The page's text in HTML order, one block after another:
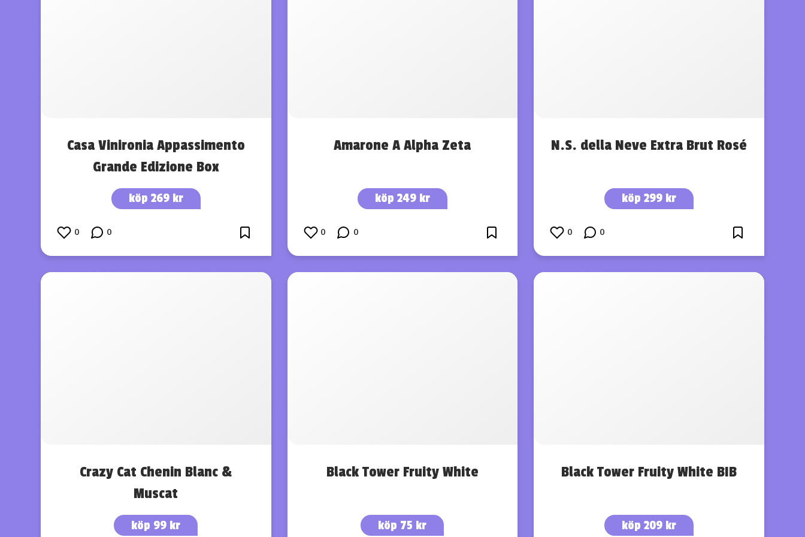
Casa Vinironia Appassimento
Grande Edizione Box
köp 269 kr
0 0
Amarone A Alpha Zeta
köp 249 kr
0 0
N.S. della Neve Extra Brut Rosé
köp 299 kr
0 0
Crazy Cat Chenin Blanc &
Muscat
köp 99 kr
Black Tower Fruity White
köp 75 kr
Black Tower Fruity White BIB
köp 209 kr